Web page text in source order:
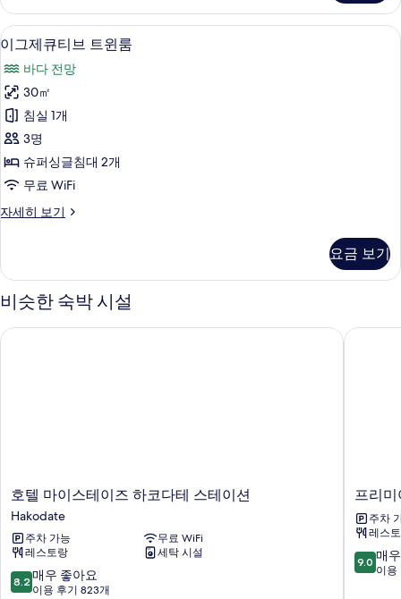
Main
Building)
사
진
모
두
보
기
연
(Shower
Only,
160cm
bed,
Main
Building)
자
세
히
보
기
이
그
제
큐
티
브
트
룸
진
모
두
보
이그제큐티브 트윈룸 | 객실 내 금고,
1
이그제큐티브 트윈룸
바다 전망
30㎡
침실 1개
3명
슈퍼싱글침대 2개
무료 WiFi
자세히 보기
이
티
브
트
룸
요금 보기
비슷한 숙박 시설
호
텔
마
이
스
테
이
호텔 마이스테이즈 하코다테 스테이션
Hakodate
주차 가능
무료 WiFi
레스토랑
세탁 시설
10
점
8.2 매우 좋아요
이용 후기 823개
호텔 마이스테이즈 하코다테 스테이션
프
미
어
호
텔
프리
주차
레스
10
점
9.0 매
이용
프리미